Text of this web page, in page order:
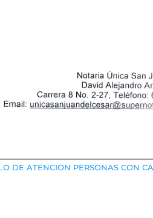
DE ATENCION PERSONAS CON